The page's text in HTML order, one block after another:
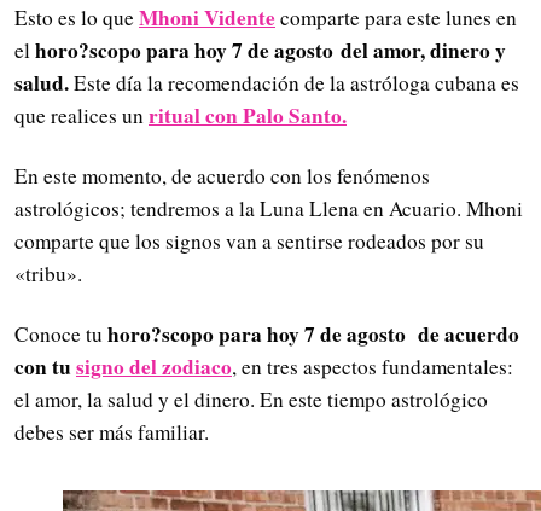
Esto es lo queMhoni Videntecomparte para este lunes en
el horo?scopo para hoy 7 de agosto del amor, dinero y
salud.Este día la recomendación de la astróloga cubana es
que realices un ritual con Palo Santo.
En este momento, de acuerdo con los fenómenos
astrológicos; tendremos a la Luna Llena en Acuario. Mhoni
comparte que los signos van a sentirse rodeados por su
«tribu».
Conoce tu horo?scopo para hoy 7 de agosto de acuerdo
con tusigno del zodiaco, en tres aspectos fundamentales:
el amor, la salud y el dinero. En este tiempo astrológico
debes ser más familiar.